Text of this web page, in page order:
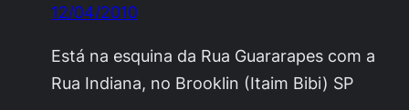
12/04/2010
Está na esquina da Rua Guararapes com a
Rua Indiana, no Brooklin (Itaim Bibi) SP